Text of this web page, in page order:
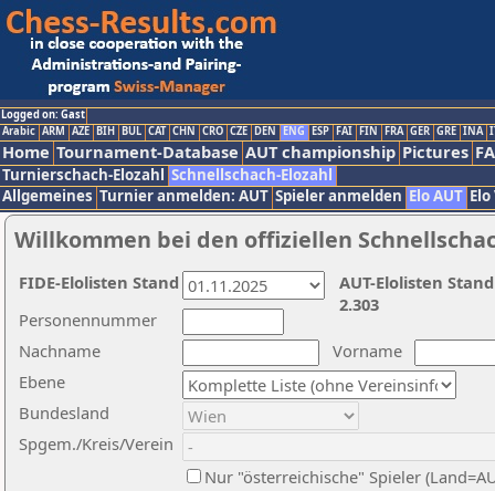
Logged on: Gast
Arabic ARM AZE BIH BUL CAT CHN CRO CZE DEN ENG ESP FAI FIN FRA GER GRE INA
Home Tournament-Database AUT championship Pictures
Turnierschach-Elozahl Schnellschach-Elozahl
Allgemeines Turnier anmelden: AUT Spieler anmelden Elo AUT
Willkommen bei den offiziellen
Nachname
Vorname
Ebene
Personennummer
Bundesland
Spgem./Kreis/Verein
Nur "österreichische" Spieler
AUT-Elolisten
2.303
FIDE-Elolisten Stand